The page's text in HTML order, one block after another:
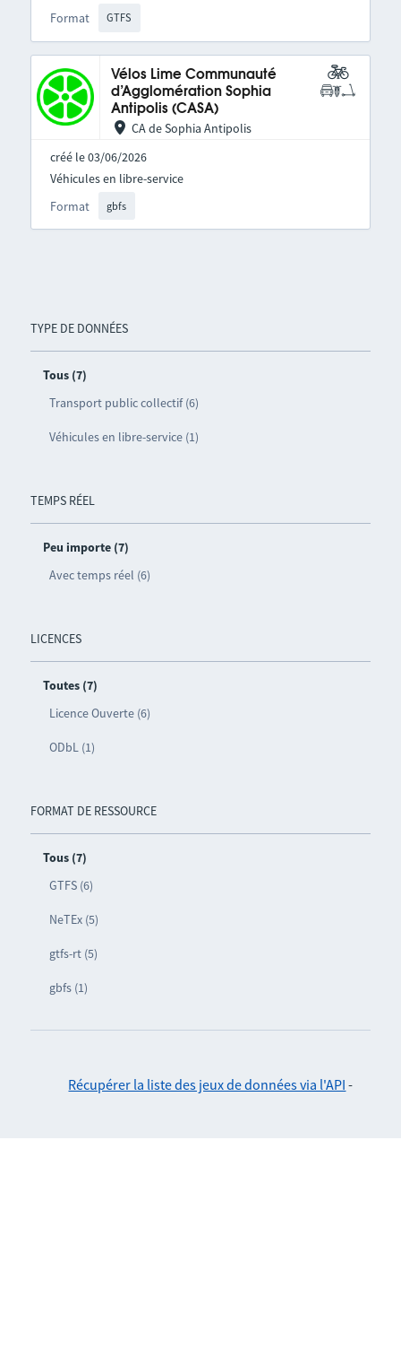
TYPE DE DONNÉES
Tous (7)
Transport public collectif (6)
Véhicules en libre-service (1)
TEMPS RÉEL
Peu importe (7)
Avec temps réel (6)
LICENCES
Toutes (7)
Licence Ouverte (6)
ODbL (1)
FORMAT DE RESSOURCE
Tous (7)
GTFS (6)
NeTEx (5)
gtfs-rt (5)
gbfs (1)
Format GTFS
Vélos Lime Communauté
d’Agglomération Sophia
Antipolis (CASA)
CA de Sophia Antipolis
créé le 03/06/2026
Format gbfs
Véhicules en libre-service
Récupérer la liste des jeux de données via l'API -